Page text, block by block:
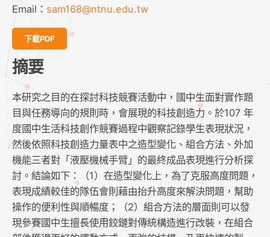
Email： sam168@ntnu.edu.tw
下載PDF
摘要
本研究之目的在探討科技競賽活動中，國中生面對實作題
目與任務導向的規則時，會展現的科技創造力。於107 年
度國中生活科技創作競賽過程中觀察記錄學生表現狀況，
然後依照科技創造力量表中之造型變化、組合方法、外加
機能三者對「液壓機械手臂」的最終成品表現進行分析探
討。結論如下：（1）在造型變化上，為了克服高度問題，
表現成績較佳的隊伍會則藉由抬升高度來解決問題，幫助
操作的便利性與順暢度；（2）組合方法的層面則可以發
現參賽國中生擅長使用鉸鏈對傳統構造進行改裝，在組合